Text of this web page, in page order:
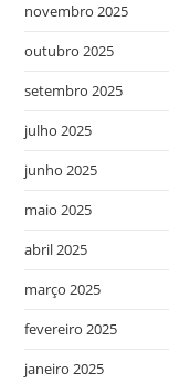
novembro 2025
outubro 2025
setembro 2025
julho 2025
junho 2025
maio 2025
abril 2025
março 2025
fevereiro 2025
janeiro 2025